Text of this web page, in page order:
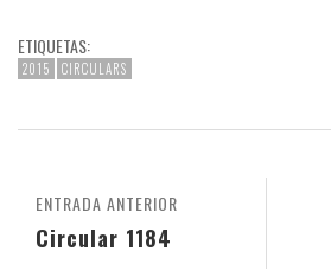
ETIQUETAS:
2015 CIRCULARS
ENTRADA ANTERIOR
Circular 1184